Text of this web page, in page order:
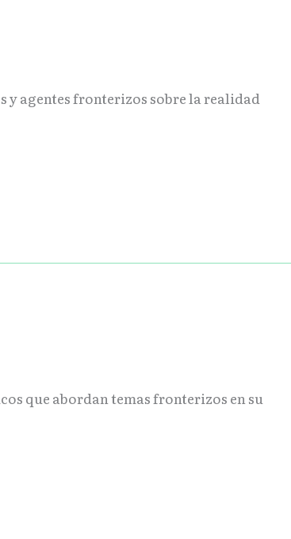
agentes fronterizos sobre la realidad
que abordan temas fronterizos en su